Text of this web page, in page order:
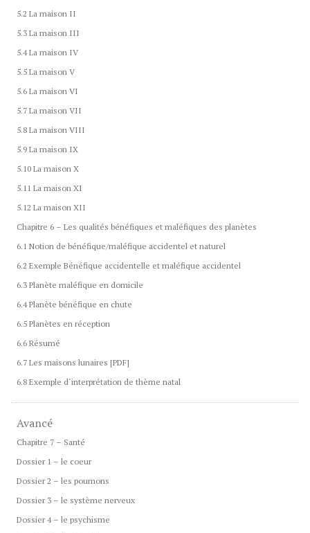
5.2 La maison II
5.3 La maison III
5.4 La maison IV
5.5 La maison V
5.6 La maison VI
5.7 La maison VII
5.8 La maison VIII
5.9 La maison IX
5.10 La maison X
5.11 La maison XI
5.12 La maison XII
Chapitre 6 – Les qualités bénéfiques et maléfiques des planètes
6.1 Notion de bénéfique/maléfique accidentel et naturel
6.2 Exemple Bénéfique accidentelle et maléfique accidentel
6.3 Planète maléfique en domicile
6.4 Planète bénéfique en chute
6.5 Planètes en réception
6.6 Résumé
6.7 Les maisons lunaires [PDF]
6.8 Exemple d´interprétation de thème natal
Avancé
Chapitre 7 – Santé
Dossier 1 – le coeur
Dossier 2 – les poumons
Dossier 3 – le système nerveux
Dossier 4 – le psychisme